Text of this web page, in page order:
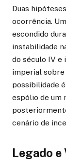
Duas
ocorrência.
escondido
instabilidade
do século IV e
imperial sobre
possibilidade
espólio de um
cenário de
Legado